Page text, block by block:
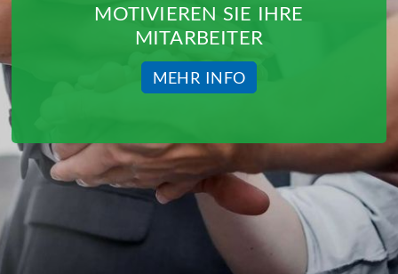
MOTIVIEREN SIE IHRE
MITARBEITER
MEHR INFO